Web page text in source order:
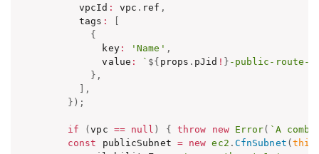
      vpcId
: vpc . ref ,
      tags
:
{
          key
: 'Name' ,
          value
: ` ${ props . pJid ! } -public-route-a
} ,
,
} ) ;
if (vpc == null ) { throw new Error( ` A
const publicSubnet = new ec2 . CfnSubnet ( this